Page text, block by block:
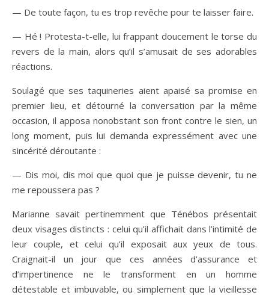
— De toute façon, tu es trop revêche pour te laisser faire.
— Hé ! Protesta-t-elle, lui frappant doucement le torse du
revers de la main, alors qu’il s’amusait de ses adorables
réactions.
Soulagé que ses taquineries aient apaisé sa promise en
premier lieu, et détourné la conversation par la même
occasion, il apposa nonobstant son front contre le sien, un
long moment, puis lui demanda expressément avec une
sincérité déroutante :
— Dis moi, dis moi que quoi que je puisse devenir, tu ne
me repoussera pas ?
Marianne savait pertinemment que Ténébos présentait
deux visages distincts : celui qu’il affichait dans l’intimité de
leur couple, et celui qu’il exposait aux yeux de tous.
Craignait-il un jour que ces années d’assurance et
d’impertinence ne le transforment en un homme
détestable et imbuvable, ou simplement que la vieillesse